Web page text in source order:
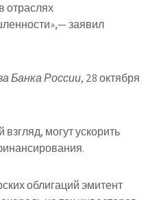
отраслях
заявил
Банка России, 28 октября
могут ускорить
облигаций эмитент